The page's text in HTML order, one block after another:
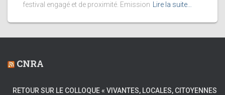
festival engagé et de proximité. Emission
Lire la suite…
CNRA
RETOUR SUR LE COLLOQUE « VIVANTES, LOCALES, CITOYENNES